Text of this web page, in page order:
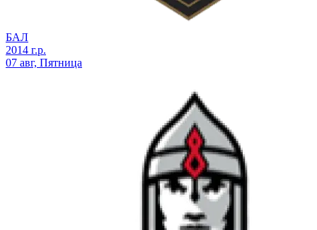
БАЛ
2014 г.р.
07 авг, Пятница